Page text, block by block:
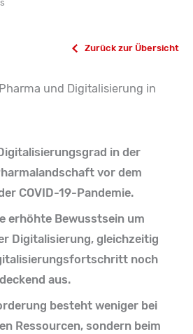
Zurück zur Übersicht
und Digitalisierung in
in der
vor dem
COVID-19-Pandemie.
erhöhte Bewusstsein um
Digitalisierung, gleichzeitig
noch
aus.
besteht weniger bei
Ressourcen, sondern beim